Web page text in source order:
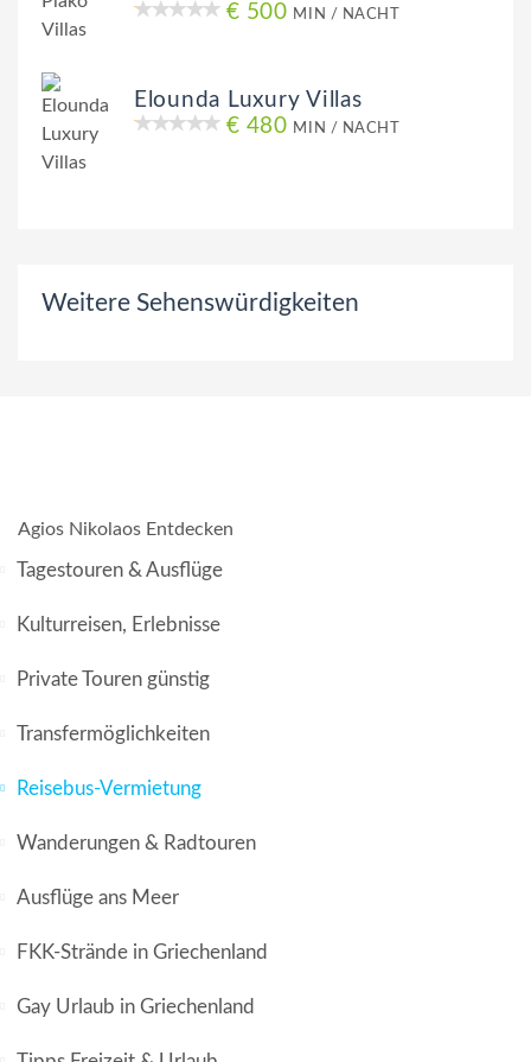
€ 500 MIN / NACHT
Elounda Luxury Villas
€ 480 MIN / NACHT
Weitere Sehenswürdigkeiten
Agios Nikolaos Entdecken
Tagestouren & Ausflüge
Kulturreisen, Erlebnisse
Private Touren günstig
Transfermöglichkeiten
Reisebus-Vermietung
Wanderungen & Radtouren
Ausflüge ans Meer
FKK-Strände in Griechenland
Gay Urlaub in Griechenland